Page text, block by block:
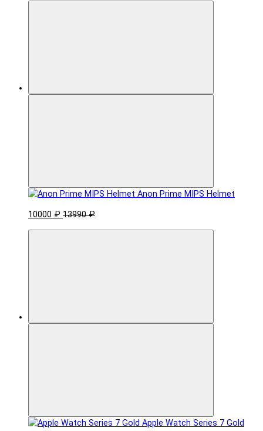
Anon Prime MIPS Helmet
10000 ₽ 13990 ₽
Apple Watch Series 7 Gold